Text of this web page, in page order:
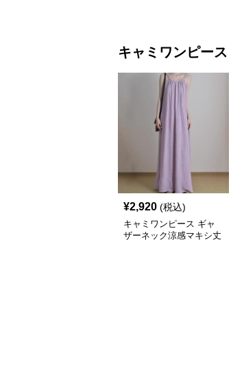
キャミワンピース
¥2,920 (税込)
キャミワンピース ギャ
ザーネック涼感マキシ丈